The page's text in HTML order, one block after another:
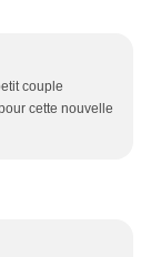
couple
cette nouvelle